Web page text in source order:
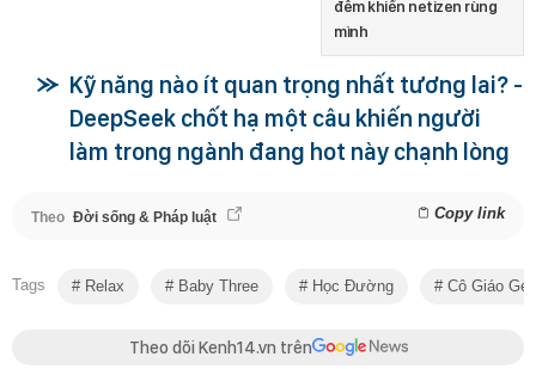
đêm khiến netizen rùng
mình
Kỹ năng nào ít quan trọng nhất tương lai? -
DeepSeek chốt hạ một câu khiến người
làm trong ngành đang hot này chạnh lòng
Theo Đời sống & Pháp luật Copy link
Tags Relax Baby Three Học Đường Cô Giáo
Theo dõi Kenh14.vn trên